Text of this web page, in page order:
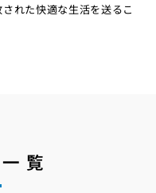
れた快適な生活を送るこ
覧